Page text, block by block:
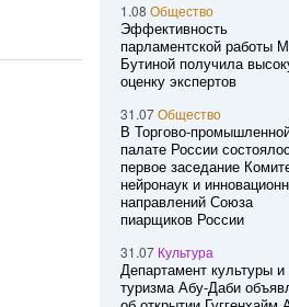
1.08 Общество
Эффективность
парламентской работы
Бутиной получила
оценку экспертов
31.07Общество
В Торгово-
палате России
первое заседание
нейронаук и
направлений Союза
пиарщиков России
31.07 Культура
Департамент культуры и
туризма Абу-Даби